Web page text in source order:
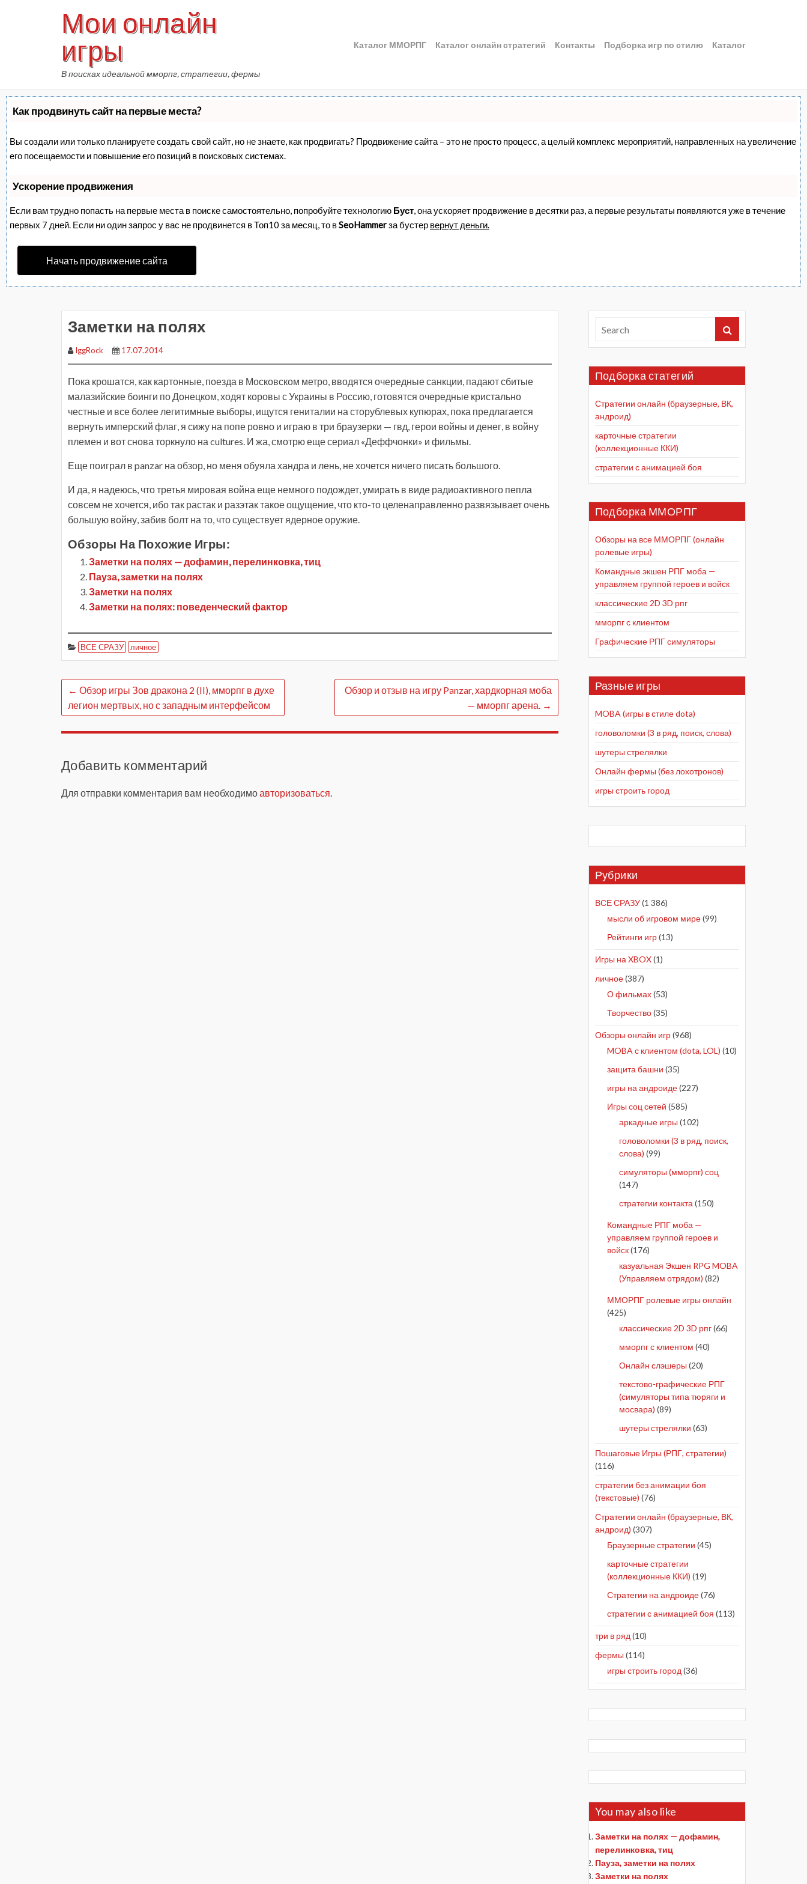
Мои онлайн
игры
В поисках идеальной мморпг, стратегии, фермы
Каталог ММОРПГ Каталог онлайн стратегий Контакты Подборка игр по стилю Каталог
Как продвинуть сайт на первые места?
Вы создали или только планируете создать свой сайт, но не знаете, как продвигать? Продвижение сайта – это не просто процесс, а целый комплекс мероприятий, направленных на увеличение
его посещаемости и повышение его позиций в поисковых системах.
Ускорение продвижения
Если вам трудно попасть на первые места в поиске самостоятельно, попробуйте технологию Буст, она ускоряет продвижение в десятки раз, а первые результаты появляются уже в течение
первых 7 дней. Если ни один запрос у вас не продвинется в Топ10 за месяц, то вSeoHammerза бустер вернут деньги.
Начать продвижение сайта
Заметки на полях
IggRock 17.07.2014
Пока крошатся, как картонные, поезда в Московском метро, вводятся очередные санкции, падают сбитые
малазийские боинги по Донецком, ходят коровы с Украины в Россию, готовятся очередные кристально
честные и все более легитимные выборы, ищутся гениталии на сторублевых купюрах, пока предлагается
вернуть имперский флаг, я сижу на попе ровно и играю в три браузерки — гвд, герои войны и денег, в войну
племен и вот снова торкнуло на cultures. И жа, смотрю еще сериал «Деффчонки» и фильмы.
Еще поиграл в panzar на обзор, но меня обуяла хандра и лень, не хочется ничего писать большого.
И да, я надеюсь, что третья мировая война еще немного подождет, умирать в виде радиоактивного пепла
совсем не хочется, ибо так растак и разэтак такое ощущение, что кто-то целенаправленно развязывает очень
большую войну, забив болт на то, что существует ядерное оружие.
Обзоры На Похожие Игры:
Заметки на полях — дофамин, перелинковка, тиц
Пауза, заметки на полях
Заметки на полях
Заметки на полях: поведенческий фактор
ВСЕ СРАЗУ личное
← Обзор игры Зов дракона 2 (II), мморпг в духе
легион мертвых, но с западным интерфейсом
Обзор и отзыв на игру Panzar, хардкорная моба
— мморпг арена. →
Добавить комментарий
Для отправки комментария вам необходимоавторизоваться.
Подборка статегий
Стратегии онлайн (браузерные, ВК,
андроид)
карточные стратегии
(коллекционные ККИ)
стратегии с анимацией боя
Подборка ММОРПГ
Обзоры на все ММОРПГ (онлайн
ролевые игры)
Командные экшен РПГ моба —
управляем группой героев и войск
классические 2D 3D рпг
мморпг с клиентом
Графические РПГ симуляторы
Разные игры
MOBA (игры в стиле dota)
головоломки (3 в ряд, поиск, слова)
шутеры стрелялки
Онлайн фермы (без лохотронов)
игры строить город
Рубрики
ВСЕ СРАЗУ(1 386)
мысли об игровом мире(99)
Рейтинги игр(13)
Игры на XBOX(1)
личное(387)
О фильмах(53)
Творчество(35)
Обзоры онлайн игр(968)
MOBA с клиентом (dota, LOL) (10)
защита башни (35)
игры на андроиде(227)
Игры соц сетей (585)
аркадные игры (102)
головоломки (3 в ряд, поиск,
слова) (99)
симуляторы (мморпг) соц
(147)
стратегии контакта (150)
Командные РПГ моба —
управляем группой героев и
войск(176)
казуальная Экшен RPG MOBA
(Управляем отрядом) (82)
ММОРПГ ролевые игры онлайн
(425)
классические 2D 3D рпг(66)
мморпг с клиентом (40)
Онлайн слэшеры (20)
текстово-графические РПГ
(симуляторы типа тюряги и
мосвара) (89)
шутеры стрелялки (63)
Пошаговые Игры (РПГ, стратегии)
(116)
стратегии без анимации боя
(текстовые) (76)
Стратегии онлайн (браузерные, ВК,
андроид) (307)
Браузерные стратегии (45)
карточные стратегии
(коллекционные ККИ) (19)
Стратегии на андроиде(76)
стратегии с анимацией боя (113)
три в ряд (10)
фермы (114)
игры строить город (36)
You may also like
Заметки на полях — дофамин,
перелинковка, тиц
Пауза, заметки на полях
Заметки на полях